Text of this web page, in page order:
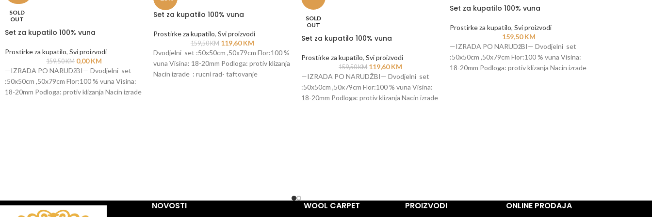
SOLD
OUT
Set za kupatilo 100% vuna
Prostirke za kupatilo, Svi proizvodi
159,50KM 0,00KM
—IZRADA PO NARUDžBI— Dvodjelni set
:50x50cm ,50x79cm Flor:100 % vuna Visina:
18-20mm Podloga: protiv klizanja Nacin izrade
Set za kupatilo 100% vuna
Prostirke za kupatilo, Svi proizvodi
159,50KM 119,60KM
Dvodjelni set :50x50cm ,50x79cm Flor:100 %
vuna Visina: 18-20mm Podloga: protiv klizanja
Nacin izrade : rucni rad- taftovanje
SOLD
OUT
Set za kupatilo 100% vuna
Prostirke za kupatilo, Svi proizvodi
159,50KM 119,60KM
—IZRADA PO NARUDŽBI— Dvodjelni set
:50x50cm ,50x79cm Flor:100 % vuna Visina:
18-20mm Podloga: protiv klizanja Nacin izrade
Set za kupatilo 100% vuna
Prostirke za kupatilo, Svi proizvodi
159,50KM
—IZRADA PO NARUDžBI— Dvodjelni set
:50x50cm ,50x79cm Flor:100 % vuna Visina:
18-20mm Podloga: protiv klizanja Nacin izrade
NOVOSTI WOOL CARPET PROIZVODI ONLINE PRODAJA